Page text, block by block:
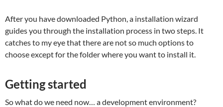
After you have downloaded Python, a installation wizard
guides you through the installation process in two steps. It
catches to my eye that there are not so much options to
choose except for the folder where you want to install it.
Getting started
So what do we need now… a development environment?